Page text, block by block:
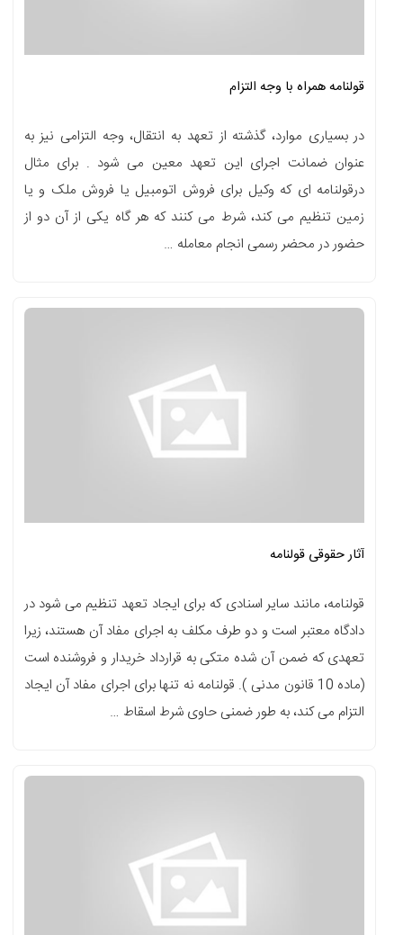
قولنامه همراه با وجه التزام
در بسیاری موارد، گذشته از تعهد به انتقال، وجه التزامی نیز به
عنوان ضمانت اجرای این تعهد معین می شود . برای مثال
درقولنامه ای که وکیل برای فروش اتومبیل یا فروش ملک و یا
زمین تنظیم می کند، شرط می کنند که هر گاه یکی از آن دو از
حضور در محضر رسمی انجام معامله …
آثار حقوقی قولنامه
قولنامه، مانند سایر اسنادی که برای ایجاد تعهد تنظیم می شود در
دادگاه معتبر است و دو طرف مکلف به اجرای مفاد آن هستند، زیرا
تعهدی که ضمن آن شده متکی به قرارداد خریدار و فروشنده است
(ماده 10 قانون مدنی ). قولنامه نه تنها برای اجرای مفاد آن ایجاد
التزام می کند، به طور ضمنی حاوی شرط اسقاط …